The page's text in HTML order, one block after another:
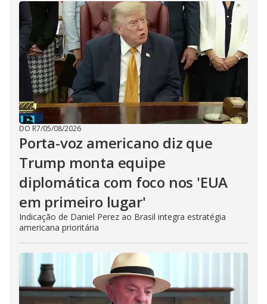
DO R7/05/08/2026
Porta-voz americano diz que
Trump monta equipe
diplomática com foco nos 'EUA
em primeiro lugar'
Indicação de Daniel Perez ao Brasil integra estratégia
americana prioritária